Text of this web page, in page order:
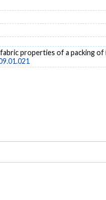
fabric properties of a packing